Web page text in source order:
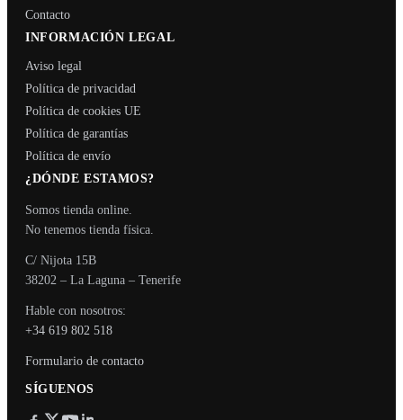
Contacto
INFORMACIÓN LEGAL
Aviso legal
Política de privacidad
Política de cookies UE
Política de garantías
Política de envío
¿DÓNDE ESTAMOS?
Somos tienda online.
No tenemos tienda física.
C/ Nijota 15B
38202 – La Laguna – Tenerife
Hable con nosotros:
+34 619 802 518
Formulario de contacto
SÍGUENOS